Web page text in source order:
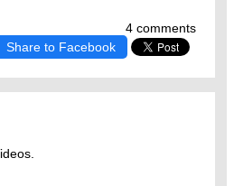
4 comments
Share to Facebook